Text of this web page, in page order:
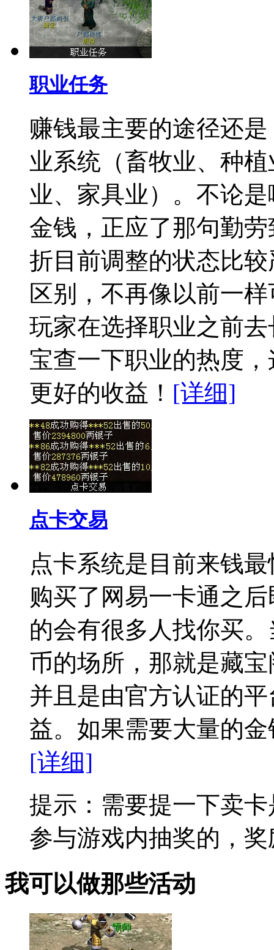
职业任务
赚钱最主要的途径还
业系统（畜牧业、种
业、家具业）。不论
金钱，正应了那句勤
折目前调整的状态比
区别，不再像以前一
玩家在选择职业之前
宝查一下职业的热度
更好的收益！ [详细]
点卡交易
点卡系统是目前来钱
购买了网易一卡通之
的会有很多人找你买
币的场所，那就是藏
并且是由官方认证的
益。如果需要大量的
[详细]
提示：需要提一下卖
参与游戏内抽奖的，
我可以做那些活动